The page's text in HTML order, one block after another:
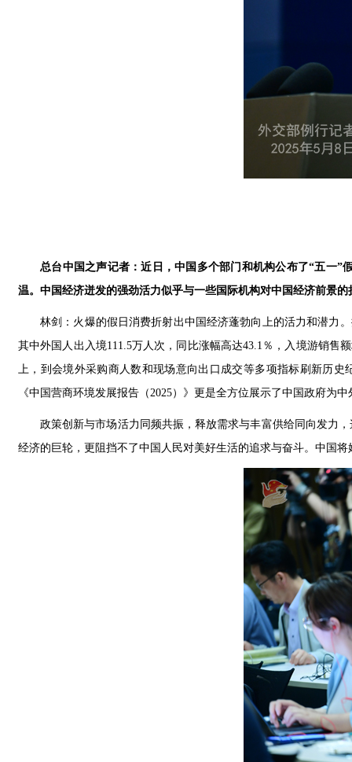
总台中国之声记者：近日，中国多个部门和机构公布了“五一
温。中国经济迸发的强劲活力似乎与一些国际机构对中国经济前景
林剑：火爆的假日消费折射出中国经济蓬勃向上的活力和潜力
其中外国人出入境111.5万人次，同比涨幅高达43.1％，入境游销售
上，到会境外采购商人数和现场意向出口成交等多项指标刷新历
《中国营商环境发展报告（2025）》更是全方位展示了中国政府为
政策创新与市场活力同频共振，释放需求与丰富供给同向发力
经济的巨轮，更阻挡不了中国人民对美好生活的追求与奋斗。中国